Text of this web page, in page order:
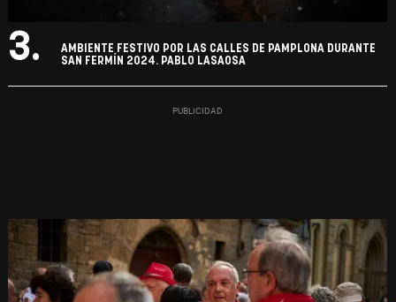
3.
AMBIENTE FESTIVO POR LAS CALLES DE PAMPLONA DURANTE
SAN FERMÍN 2024. PABLO LASAOSA